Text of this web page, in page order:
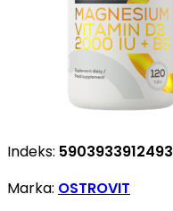
Indeks: 5903933912493
Marka: OSTROVIT